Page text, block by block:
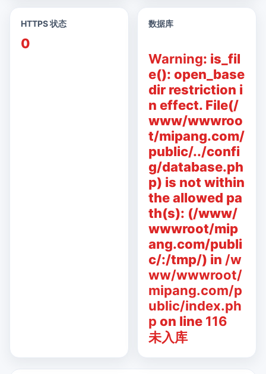
HTTPS 状态
0
数据库
Warning: is_fil
e(): open_base
dir restriction i
n effect. File(/
www/wwwroo
t/mipang.com/
public/../confi
g/database.ph
p) is not within
the allowed pa
th(s): (/www/
wwwroot/mip
ang.com/publi
c/:/tmp/) in /w
ww/wwwroot/
mipang.com/p
ublic/index.ph
p on line 116
未入库